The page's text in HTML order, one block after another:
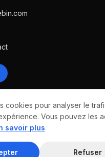
· Tous droits réservés
cookies pour analyser le
Vous pouvez les
savoir plus
Refuser